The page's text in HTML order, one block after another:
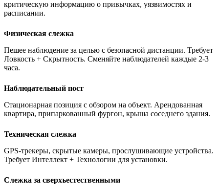
критическую информацию о привычках, уязвимостях и
расписании.
Физическая слежка
Пешее наблюдение за целью с безопасной дистанции. Требует
Ловкость + Скрытность. Сменяйте наблюдателей каждые 2-3
часа.
Наблюдательный пост
Стационарная позиция с обзором на объект. Арендованная
квартира, припаркованный фургон, крыша соседнего здания.
Техническая слежка
GPS-трекеры, скрытые камеры, прослушивающие устройства.
Требует Интеллект + Технологии для установки.
Слежка за сверхъестественными